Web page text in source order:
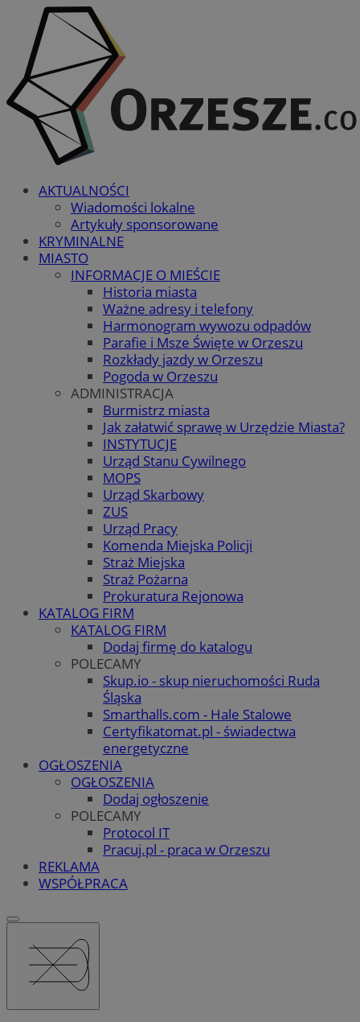
AKTUALNOŚCI
Wiadomości lokalne
Artykuły sponsorowane
KRYMINALNE
MIASTO
INFORMACJE O MIEŚCIE
Historia miasta
Ważne adresy i telefony
Harmonogram wywozu odpadów
Parafie i Msze Święte w Orzeszu
Rozkłady jazdy w Orzeszu
Pogoda w Orzeszu
ADMINISTRACJA
Burmistrz miasta
Jak załatwić sprawę w Urzędzie Miasta?
INSTYTUCJE
Urząd Stanu Cywilnego
MOPS
Urząd Skarbowy
ZUS
Urząd Pracy
Komenda Miejska Policji
Straż Miejska
Straż Pożarna
Prokuratura Rejonowa
KATALOG FIRM
KATALOG FIRM
Dodaj firmę do katalogu
POLECAMY
Skup.io - skup nieruchomości Ruda
Śląska
Smarthalls.com - Hale Stalowe
Certyfikatomat.pl - świadectwa
energetyczne
OGŁOSZENIA
OGŁOSZENIA
Dodaj ogłoszenie
POLECAMY
Protocol IT
Pracuj.pl - praca w Orzeszu
REKLAMA
WSPÓŁPRACA